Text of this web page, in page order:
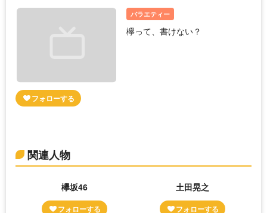
バラエティー
欅って、書けない？
関連人物
欅坂46 土田晃之